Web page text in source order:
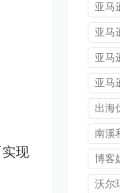
现
亚马
亚马
亚马
亚马
出海
南溪
博客
沃尔